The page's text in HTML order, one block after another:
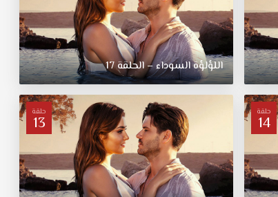
اللؤلؤة السوداء – الحلقة 17
حلقة
14
حلقة
13